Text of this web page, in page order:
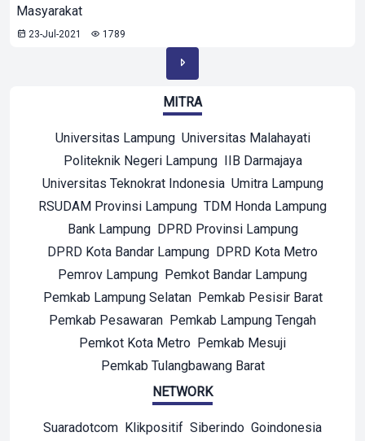
Masyarakat
23-Jul-2021 1789
MITRA
Universitas Lampung Universitas Malahayati
Politeknik Negeri Lampung IIB Darmajaya
Universitas Teknokrat Indonesia Umitra Lampung
RSUDAM Provinsi Lampung TDM Honda Lampung
Bank Lampung DPRD Provinsi Lampung
DPRD Kota Bandar Lampung DPRD Kota Metro
Pemrov Lampung Pemkot Bandar Lampung
Pemkab Lampung Selatan Pemkab Pesisir Barat
Pemkab Pesawaran Pemkab Lampung Tengah
Pemkot Kota Metro Pemkab Mesuji
Pemkab Tulangbawang Barat
NETWORK
Suaradotcom Klikpositif Siberindo Goindonesia